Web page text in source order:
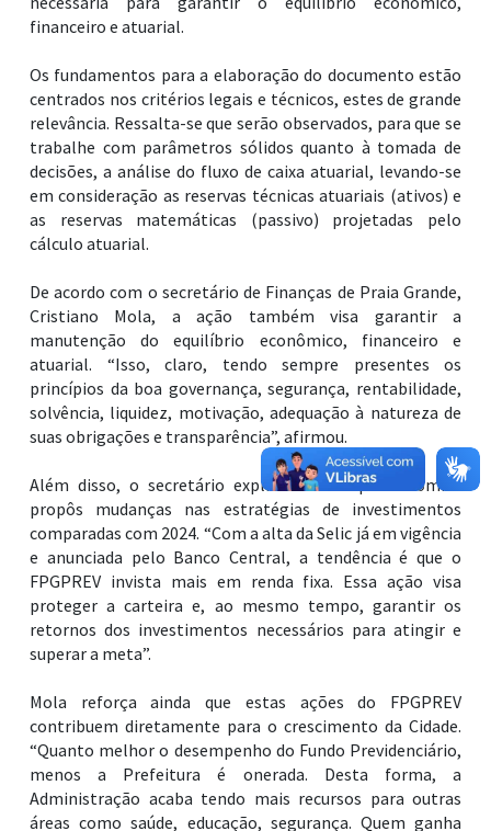
financeiro e atuarial.
Os fundamentos para a elaboração do documento estão
centrados nos critérios legais e técnicos, estes de grande
relevância. Ressalta-se que serão observados, para que se
trabalhe com parâmetros sólidos quanto à tomada de
decisões, a análise do fluxo de caixa atuarial, levando-se
em consideração as reservas técnicas atuariais (ativos) e
as reservas matemáticas (passivo) projetadas pelo
cálculo atuarial.
De acordo com o secretário de Finanças de Praia Grande,
Cristiano Mola, a ação também visa garantir a
manutenção do equilíbrio econômico, financeiro e
atuarial. “Isso, claro, tendo sempre presentes os
princípios da boa governança, segurança, rentabilidade,
solvência, liquidez, motivação, adequação à natureza de
suas obrigações e transparência”, afirmou.
Além disso, o secretário explicou ainda que o comitê
propôs mudanças nas estratégias de investimentos
comparadas com 2024. “Com a alta da Selic já em vigência
e anunciada pelo Banco Central, a tendência é que o
FPGPREV invista mais em renda fixa. Essa ação visa
proteger a carteira e, ao mesmo tempo, garantir os
retornos dos investimentos necessários para atingir e
superar a meta”.
Mola reforça ainda que estas ações do FPGPREV
contribuem diretamente para o crescimento da Cidade.
“Quanto melhor o desempenho do Fundo Previdenciário,
menos a Prefeitura é onerada. Desta forma, a
Administração acaba tendo mais recursos para outras
áreas como saúde, educação, segurança. Quem ganha